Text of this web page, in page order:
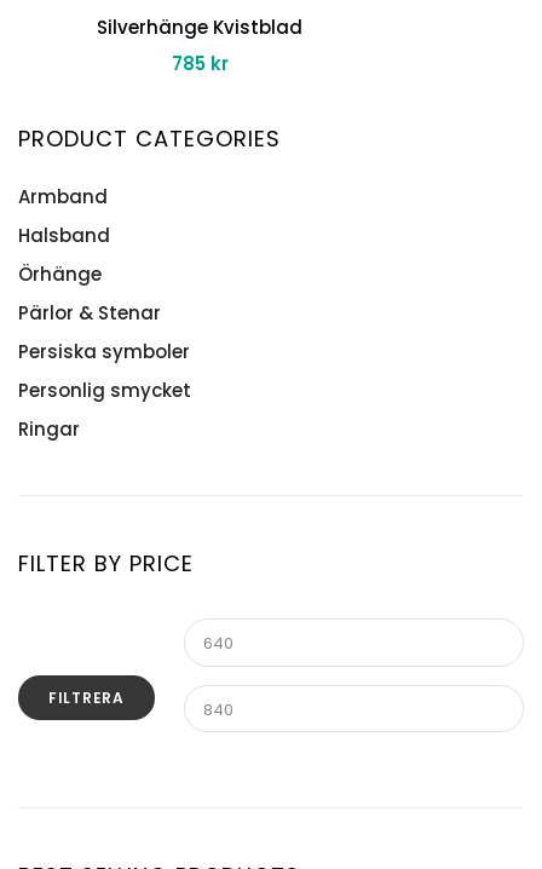
Silverhänge Kvistblad
785 kr
PRODUCT CATEGORIES
Armband
Namnarmband
Silverarmband Herr
Stenarmband
Intentionsarmband
Med makraméknut
Med Springlås
Halsband
Bokstavshalsband
Halsband herr
Halsband med persisk text
Hänge och halsband
Månadsblomma
Stenhalsband
Örhänge
Alla Örhänge
Pärlor & Stenar
Stenar & Kristaller
Persiska symboler
Personlig smycket
Ringar
FILTER BY PRICE
FILTRERA